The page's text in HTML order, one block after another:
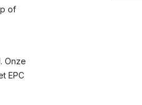
of
Onze
EPC